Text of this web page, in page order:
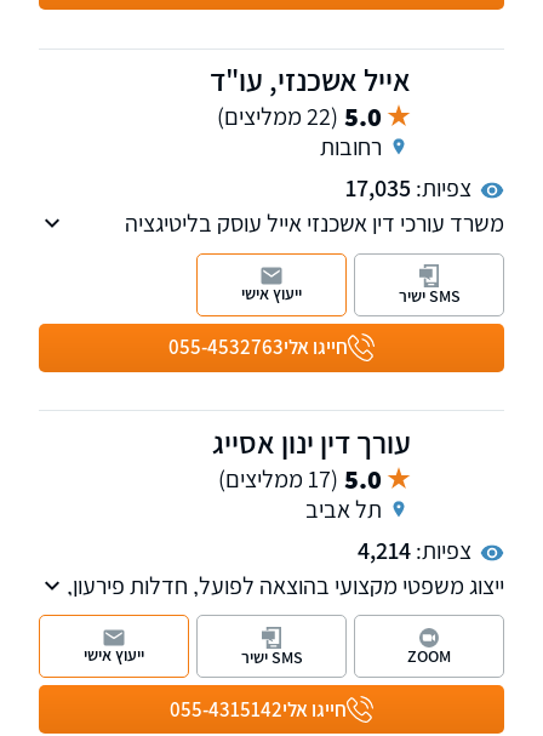
אייל אשכנזי, עו"ד
5.0 (22 ממליצים)
רחובות
צפיות:17,035
משרד עורכי דין אשכנזי אייל עוסק בליטיגציה
האזרחית מסחרית ובכל תחומי המשפט העסקי,
חדלות פירעון ופשיטת רגל עד קבלת צו הפטר.
חייגו אלי055-4532763
SMS ישיר ייעוץ אישי
עורך דין ינון אסייג
5.0 (17 ממליצים)
תל אביב
צפיות:4,214
ייצוג משפטי מקצועי בהוצאה לפועל, חדלות פירעון,
תביעות שכירות ופינוי מקרקעין, טיפול בתביעות
ביטוח ונזיקין, מעמד אישי וכניסה לישראל ודיני
תיירות ותעופה. המשרד ממוקם בתל אביב ובעל
שלוחות במרכז הארץ.חייגו אלי055-4315142
ZOOM SMS ישיר ייעוץ אישי